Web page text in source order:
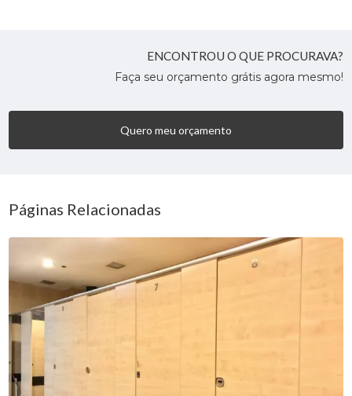
ENCONTROU O QUE PROCURAVA?
Faça seu orçamento grátis agora mesmo!
Quero meu orçamento
Páginas Relacionadas